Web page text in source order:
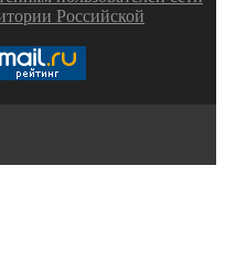
Российской